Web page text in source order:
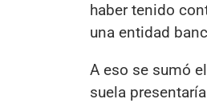
haber tenido
una entidad
A eso se sumó
suela